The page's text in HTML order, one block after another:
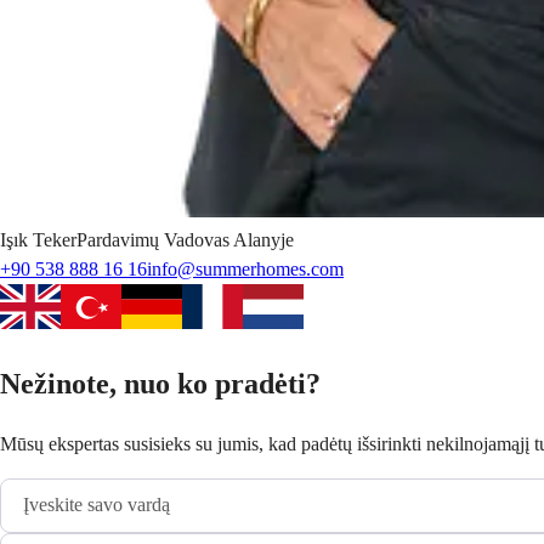
Işık TekerPardavimų Vadovas Alanyje
+90 538 888 16 16info@summerhomes.com
Nežinote, nuo ko pradėti?
Mūsų ekspertas susisieks su jumis, kad padėtų išsirinkti nekilnojamąjį